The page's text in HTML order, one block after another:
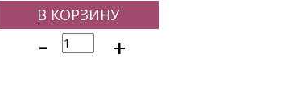
В КОРЗИНУ
- +